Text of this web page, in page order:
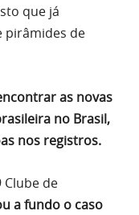
que já
pirâmides de
as novas
no Brasil,
nos registros.
de
a fundo o caso